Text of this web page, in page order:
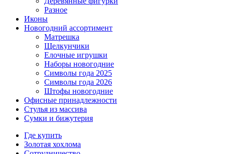
Разное
Иконы
Новогодний ассортимент
Матрешка
Щелкунчики
Елочные игрушки
Наборы новогодние
Символы года 2025
Символы года 2026
Штофы новогодние
Офисные принадлежности
Стулья из массива
Сумки и бижутерия
Где купить
Золотая хохлома